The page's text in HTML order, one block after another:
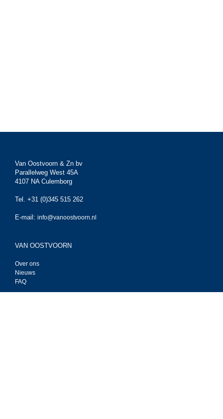
Van Oostvoorn & Zn bv
Parallelweg West 45A
4107 NA Culemborg
Tel. +31 (0)345 515 262
E-mail: info@vanoostvoorn.nl
VAN OOSTVOORN
Over ons
Nieuws
FAQ